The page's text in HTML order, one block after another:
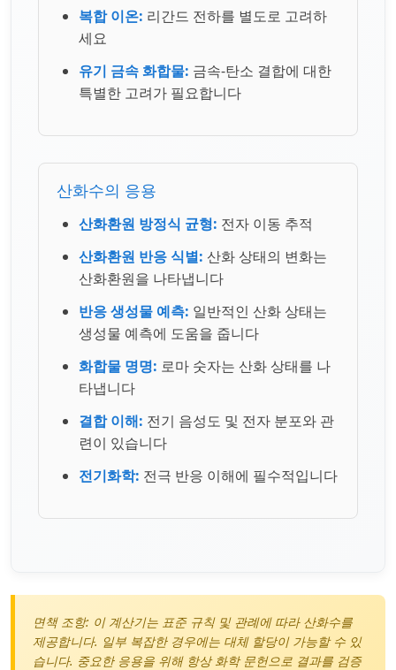
복합 이온: 리간드 전하를 별도로 고려하
세요
유기 금속 화합물: 금속-탄소 결합에 대한
특별한 고려가 필요합니다
산화수의 응용
산화환원 방정식 균형: 전자 이동 추적
산화환원 반응 식별: 산화 상태의 변화는
산화환원을 나타냅니다
반응 생성물 예측: 일반적인 산화 상태는
생성물 예측에 도움을 줍니다
화합물 명명: 로마 숫자는 산화 상태를 나
타냅니다
결합 이해: 전기 음성도 및 전자 분포와 관
련이 있습니다
전기화학: 전극 반응 이해에 필수적입니다
면책 조항: 이 계산기는 표준 규칙 및 관례에 따라 산화수를
제공합니다. 일부 복잡한 경우에는 대체 할당이 가능할 수 있
습니다. 중요한 응용을 위해 항상 화학 문헌으로 결과를 검증